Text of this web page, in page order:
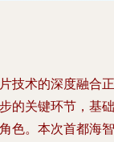
技术的深度融合
的关键环节，基
色。本次首都海